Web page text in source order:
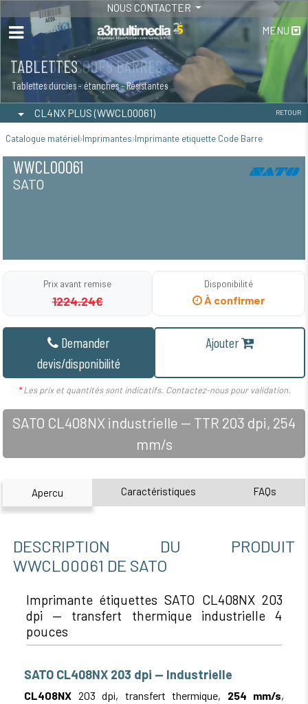
NOUS CONTACTER
MENU
TABLETTES
Tablettes durcies - étanches - Résistantes
CL4NX PLUS (WWCL00061) RETOUR
Catalogue matériel Imprimantes Imprimante etiquette Code Barre
WWCL00061
SATO
Prix avant remise
1224.24€
Disponibilité
À confirmer
Demander
devis/disponibilité
Ajouter
*Les prix et quantités sont indicatifs. Contactez-nous pour validation.
SATO CL408NX industrielle — TTR 203 dpi, 254
mm/s
Apercu Caractéristiques FAQs
DESCRIPTION DU PRODUIT
WWCL00061 DE SATO
Imprimante étiquettes SATO CL408NX 203
dpi — transfert thermique industrielle 4
pouces
SATO CL408NX 203 dpi — Industrielle
CL408NX 203 dpi, transfert thermique, 254 mm/s,